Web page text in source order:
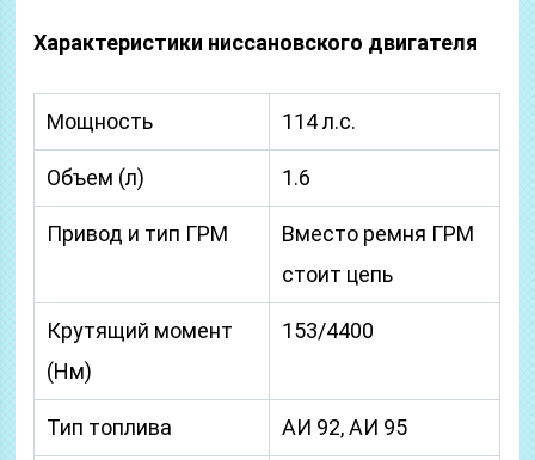
Характеристики ниссановского двигателя
Мощность 114 л.с.
Объем (л) 1.6
Привод и тип ГРМ
Вместо ремня ГРМ
стоит цепь
Крутящий момент
(Нм)
153/4400
Тип топлива АИ 92, АИ 95